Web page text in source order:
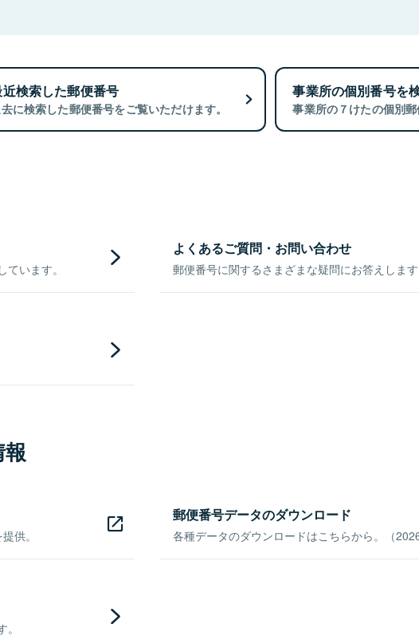
検索した郵便番号
に検索した郵便番号をご覧いただけます。
事業所の個別番号を
事業所の７けたの個別郵
います。
よくあるご質問・お問い合わせ
郵便番号に関するさまざまな疑問にお答えします
供。
郵便番号データのダウンロード
各種データのダウンロードはこちらから。（